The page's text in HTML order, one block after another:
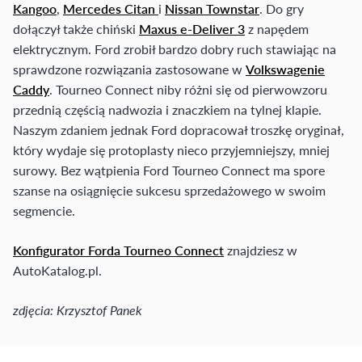
Kangoo, Mercedes Citan i Nissan Townstar. Do gry
dołączył także chiński Maxus e-Deliver 3z napędem
elektrycznym. Ford zrobił bardzo dobry ruch stawiając na
sprawdzone rozwiązania zastosowane wVolkswagenie
Caddy. Tourneo Connect niby różni się od pierwowzoru
przednią częścią nadwozia i znaczkiem na tylnej klapie.
Naszym zdaniem jednak Ford dopracował troszkę oryginał,
który wydaje się protoplasty nieco przyjemniejszy, mniej
surowy. Bez wątpienia Ford Tourneo Connect ma spore
szanse na osiągnięcie sukcesu sprzedażowego w swoim
segmencie.
Konfigurator Forda Tourneo Connectznajdziesz w
AutoKatalog.pl.
zdjęcia: Krzysztof Panek